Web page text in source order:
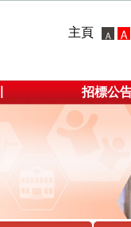
主頁
招標公